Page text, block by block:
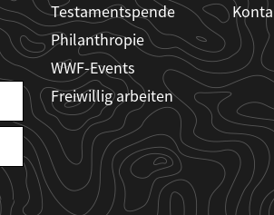
Testamentspende
Philanthropie
WWF-Events
Freiwillig arbeiten